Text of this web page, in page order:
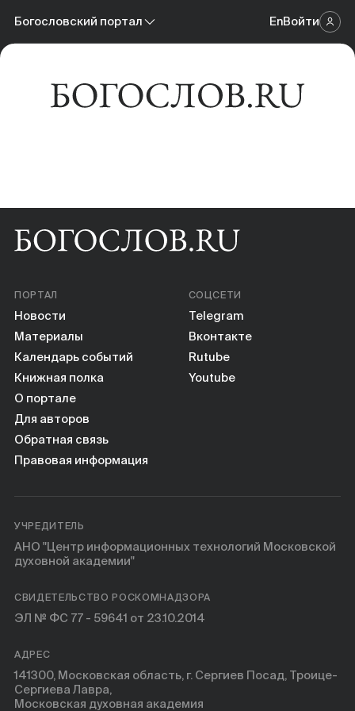
Богословский портал
Богословский портал
EnВойти
Новости
Научные инструменты
ПОРТАЛ
Новости
Материалы
Календарь событий
Книжная полка
О портале
Для авторов
Обратная связь
Правовая информация
СОЦСЕТИ
Telegram
Вконтакте
Rutube
Youtube
УЧРЕДИТЕЛЬ
АНО "Центр информационных технологий Московской
духовной академии"
СВИДЕТЕЛЬСТВО РОСКОМНАДЗОРА
ЭЛ № ФС 77 - 59641 от 23.10.2014
АДРЕС
141300, Московская область, г. Сергиев Посад, Троице-
Сергиева Лавра,
Московская духовная академия